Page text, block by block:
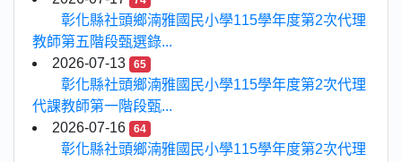
彰化縣社頭鄉湳雅國民小學115學年度第2次代理
教師第五階段甄選錄...
2026-07-13
65
彰化縣社頭鄉湳雅國民小學115學年度第2次代理
代課教師第一階段甄...
2026-07-16
64
彰化縣社頭鄉湳雅國民小學115學年度第2次代理